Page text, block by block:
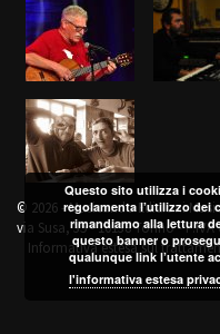
© 2026 - Musicando Edizioni
via Susa, 35 - 10138 Torino - P.IVA
Informativa estesa sul
Questo sito utilizza i
regolamenta l’utilizzo dei
rimandiamo alla lettura
questo banner o
qualunque link l’utente
l'informativa estesa